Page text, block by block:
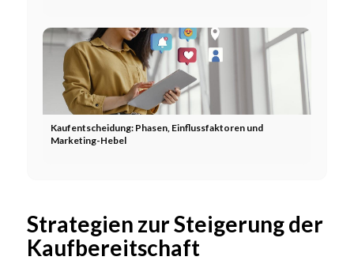
Kaufentscheidung: Phasen, Einflussfaktoren und
Marketing-Hebel
Strategien zur Steigerung der
Kaufbereitschaft